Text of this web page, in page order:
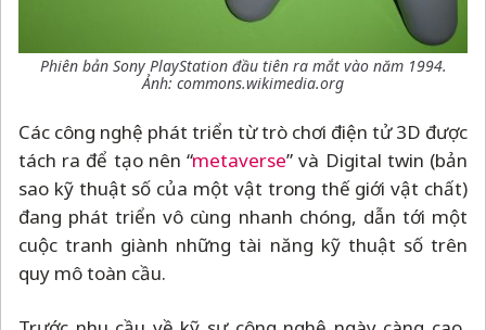
Phiên bản Sony PlayStation đầu tiên ra mắt vào năm 1994.
Ảnh: commons.wikimedia.org
Các công nghệ phát triển từ trò chơi điện tử 3D được
tách ra để tạo nên “metaverse” và Digital twin (bản
sao kỹ thuật số của một vật trong thế giới vật chất)
đang phát triển vô cùng nhanh chóng, dẫn tới một
cuộc tranh giành những tài năng kỹ thuật số trên
quy mô toàn cầu.